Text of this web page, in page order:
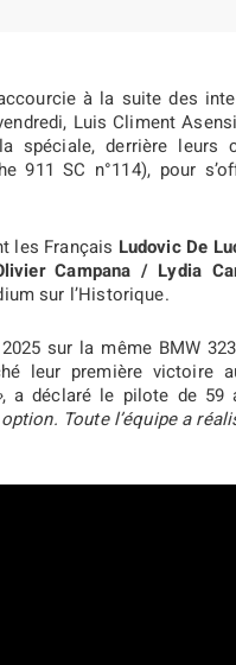
à la suite des
Luis Climent
spéciale, derrière
911 SC n°114), pour
les Français Ludovic De
Campana / Lydia
sur l’Historique.
sur la même BMW
leur première victoire
, a déclaré le pilote de 59
Toute l’équipe a